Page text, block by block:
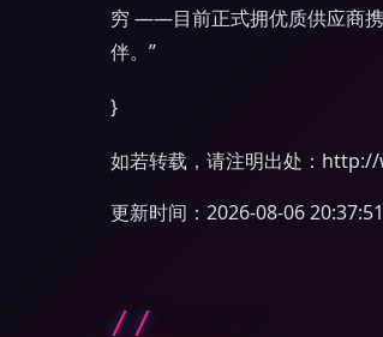
穷 ——目前正式拥优质供应商
伴。”
}
如若转载，请注明出处：
更新时间：2026-08-06 20:37:51